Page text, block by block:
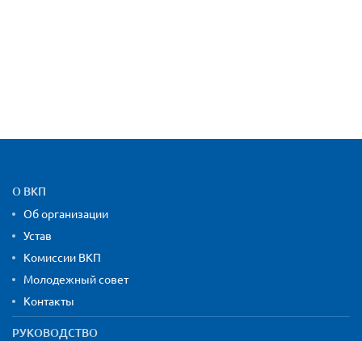
Карта сайта и контактная
О ВКП
Об организации
Устав
Комиссии ВКП
Молодежный совет
Контакты
РУКОВОДСТВО